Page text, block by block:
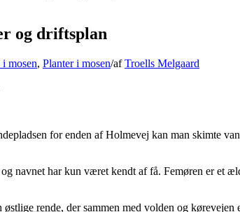
og driftsplan
mosen, Planter i mosen/afTroells Melgaard
for enden af Holmevej kan man skimte
navnet har kun været kendt af få. Femøren er
østlige rende, der sammen med volden og